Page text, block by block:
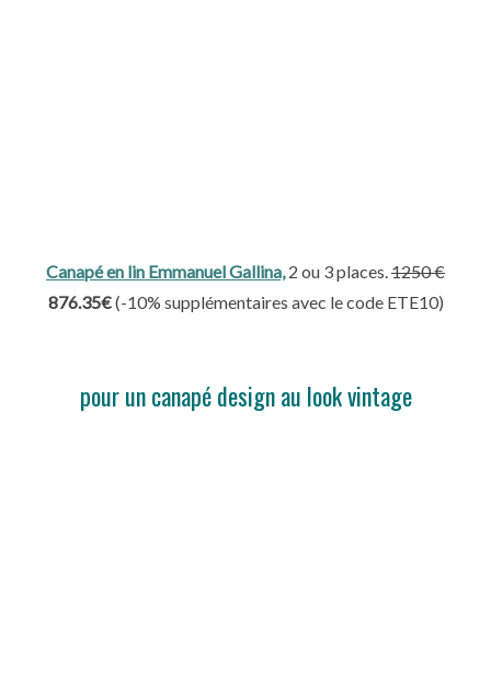
Canapé en lin Emmanuel Gallina, 2 ou 3 places. 1250€
876.35€(-10% supplémentaires avec le code ETE10)
pour un canapé design au look vintage